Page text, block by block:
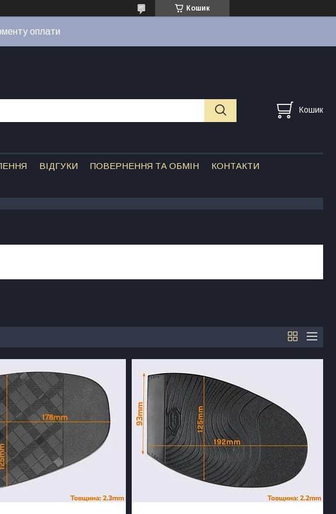
Кошик
оплати
Кошик
ВІДГУКИ ПОВЕРНЕННЯ ТА ОБМІН КОНТАКТИ